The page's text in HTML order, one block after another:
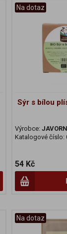
Na dotaz
Sýr s bílou
Výrobce:
Katalogové číslo:
54 Kč
Na dotaz